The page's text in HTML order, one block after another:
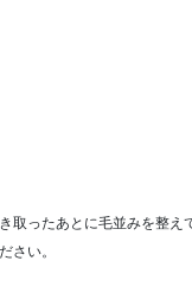
取ったあとに毛並みを整え
さい。